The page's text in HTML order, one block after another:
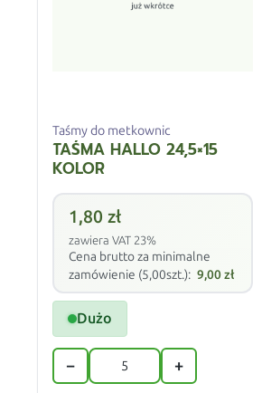
Taśmy do metkownic
TAŚMA HALLO 24,5×15
KOLOR
1,80 zł
zawiera VAT 23%
Cena brutto za minimalne
zamówienie (5,00szt.): 9,00zł
Dużo
− +